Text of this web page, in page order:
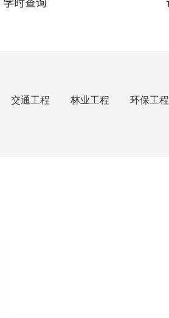
交通工程 林业工程 环保工程